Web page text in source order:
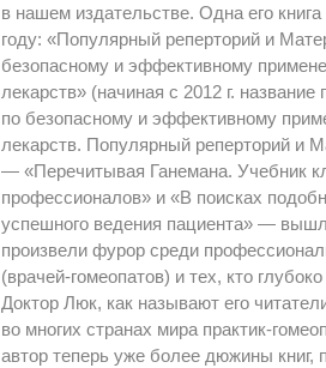
в нашем издательстве. Одна его
году: «Популярный реперторий и
безопасному и эффективному
лекарств» (начиная с 2012 г.
по безопасному и эффективному
лекарств. Популярный реперторий и
— «Перечитывая Ганемана. Учебник
профессионалов» и «В поисках
успешного ведения пациента» —
произвели фурор среди
(врачей-гомеопатов) и тех, кто
Доктор Люк, как называют его
во многих странах мира практик-
автор теперь уже более дюжины книг,